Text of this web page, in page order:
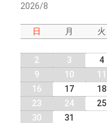
2026/8
日 月 火
2
3 4
9
10 11
16
17 18
23
24 25
30
31